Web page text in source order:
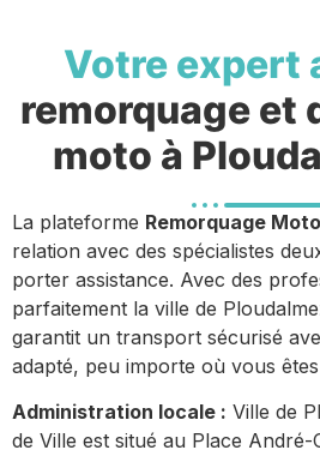
Votre expert
remorquage et
moto à
La plateforme Remorquage Moto
relation avec des spécialistes
porter assistance. Avec des
parfaitement la ville de
garantit un transport sécurisé
adapté, peu importe où vous
Administration locale : Ville de
de Ville est situé au Place André-